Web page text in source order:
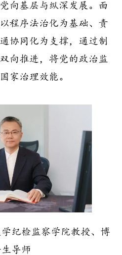
向基层与纵深发展。面
程序法治化为基础、责
协同化为支撑，通过制
向推进，将党的政治监
家治理效能。
纪检监察学院教授、博
导师